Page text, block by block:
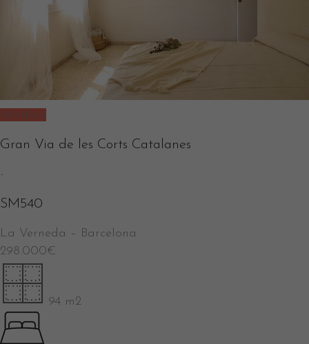
Vendido
Gran Via de les Corts Catalanes
-
SM540
La Verneda – Barcelona
298.000€
94 m2